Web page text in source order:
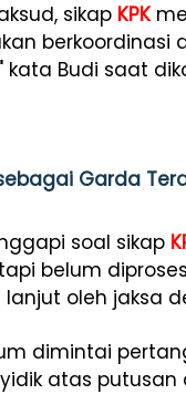
sikap KPK
berkoordinasi
Budi saat
Garda
soal sikap
belum
oleh jaksa
dimintai
atas putusan